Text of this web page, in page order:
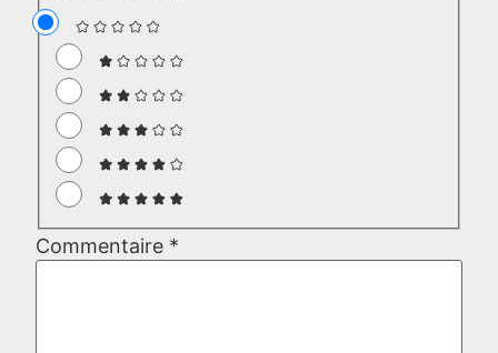
Commentaire *